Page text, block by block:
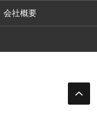
会社概要